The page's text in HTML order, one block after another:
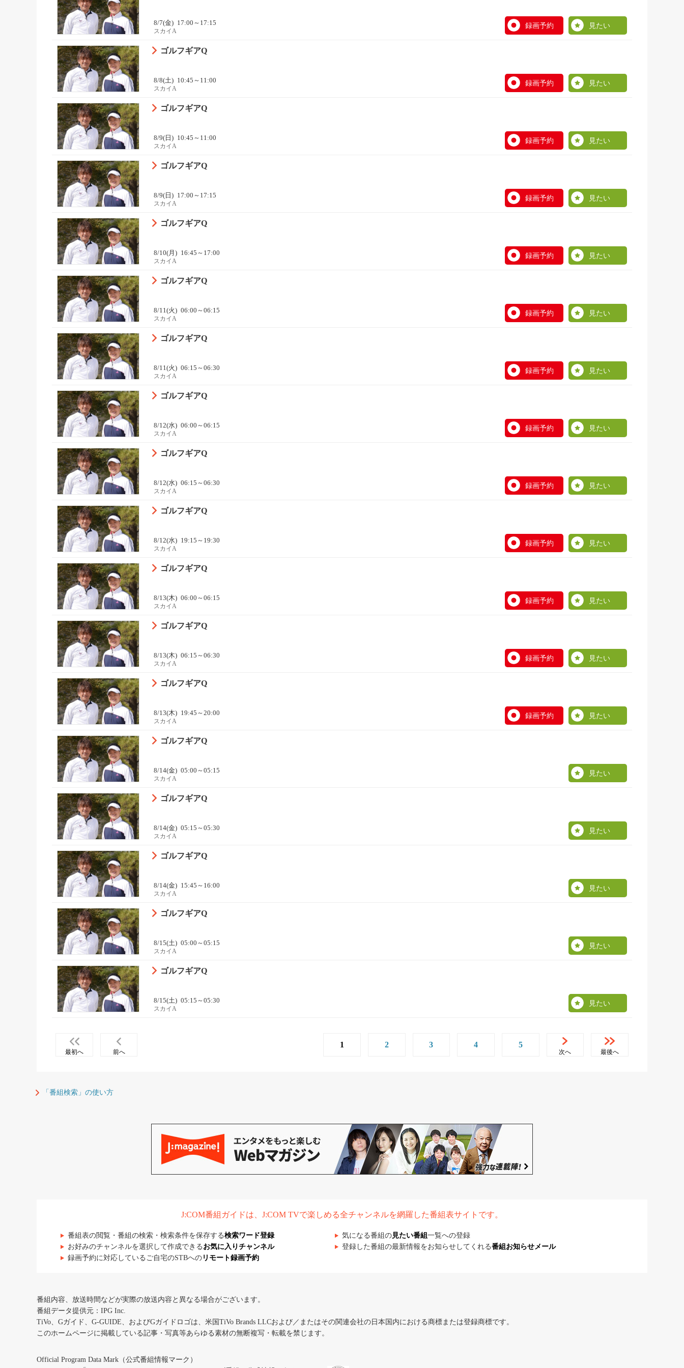
8/7(金) 17:00～17:15
スカイA
録画予約 見たい
ゴルフギアQ
8/8(土) 10:45～11:00
スカイA
録画予約 見たい
ゴルフギアQ
8/9(日) 10:45～11:00
スカイA
録画予約 見たい
ゴルフギアQ
8/9(日) 17:00～17:15
スカイA
録画予約 見たい
ゴルフギアQ
8/10(月) 16:45～17:00
スカイA
録画予約 見たい
ゴルフギアQ
8/11(火) 06:00～06:15
スカイA
録画予約 見たい
ゴルフギアQ
8/11(火) 06:15～06:30
スカイA
録画予約 見たい
ゴルフギアQ
8/12(水) 06:00～06:15
スカイA
録画予約 見たい
ゴルフギアQ
8/12(水) 06:15～06:30
スカイA
録画予約 見たい
ゴルフギアQ
8/12(水) 19:15～19:30
スカイA
録画予約 見たい
ゴルフギアQ
8/13(木) 06:00～06:15
スカイA
録画予約 見たい
ゴルフギアQ
8/13(木) 06:15～06:30
スカイA
録画予約 見たい
ゴルフギアQ
8/13(木) 19:45～20:00
スカイA
録画予約 見たい
ゴルフギアQ
8/14(金) 05:00～05:15
スカイA
見たい
ゴルフギアQ
8/14(金) 05:15～05:30
スカイA
見たい
ゴルフギアQ
8/14(金) 15:45～16:00
スカイA
見たい
ゴルフギアQ
8/15(土) 05:00～05:15
スカイA
見たい
ゴルフギアQ
8/15(土) 05:15～05:30
スカイA
見たい
最初へ 前へ
1 2 3 4 5
次へ 最後へ
「番組検索」の使い方
J:COM番組ガイドは、J:COM TVで楽しめる全チャンネルを網羅した番組表サイトです。
番組表の閲覧・番組の検索・検索条件を保存する検索ワード登録 気になる番組の見たい番組 一覧への登録
お好みのチャンネルを選択して作成できる お気に入りチャンネル 登録した番組の最新情報をお知らせしてくれる番組お知らせメール
録画予約に対応しているご自宅のSTBへの リモート録画予約
番組内容、放送時間などが実際の放送内容と異なる場合がございます。
番組データ提供元：IPG Inc.
TiVo、Gガイド、G-GUIDE、およびGガイドロゴは、米国TiVo Brands LLCおよび／またはその関連会社の日本国内における商標または登録商標です。
このホームページに掲載している記事・写真等あらゆる素材の無断複写・転載を禁じます。
Official Program Data Mark（公式番組情報マーク）